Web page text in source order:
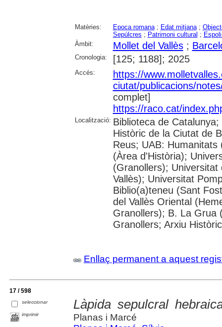
Matèries: Epoca romana; Edat mitjana;
Sepúlcres ; Patrimoni cultural ;
Àmbit:
Mollet del Vallès;
Cronologia: [125; 1188]; 2025
Accés:
https://
ciutat/publicacions/
complet]
https://raco.cat/
Localització: Biblioteca de
Històric de la Ciutat de
Reus; UAB:
(Àrea d'Història);
(Granollers);
Vallès); Universitat
Biblio(a)teneu (Sant
del Vallès Oriental
Granollers); B. La Grua
Granollers; Arxiu
Enllaç permanent a aquest
17 / 598
seleccionar
imprimir
Làpida sepulcral
Planas i Marcé